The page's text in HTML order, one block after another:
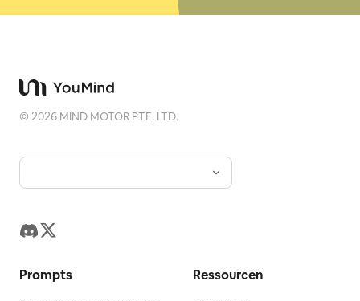
©2026 MIND MOTOR PTE. LTD.
Prompts Ressourcen